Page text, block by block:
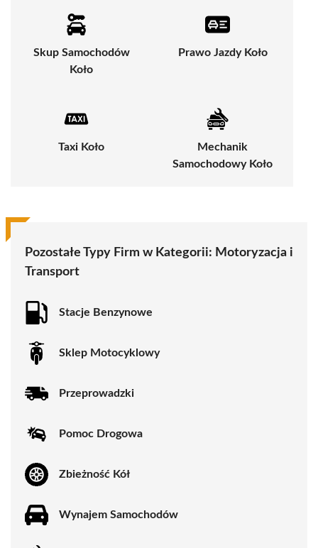
Skup Samochodów
Koło
Prawo Jazdy Koło
Taxi Koło
Mechanik
Samochodowy Koło
Pozostałe Typy Firm w Kategorii: Motoryzacja i
Transport
Stacje Benzynowe
Sklep Motocyklowy
Przeprowadzki
Pomoc Drogowa
Zbieżność Kół
Wynajem Samochodów